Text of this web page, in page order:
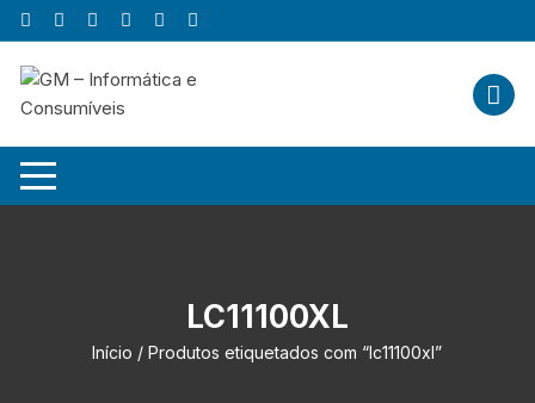
Skip
to
content
LC11100XL
Início / Produtos etiquetados com “lc11100xl”